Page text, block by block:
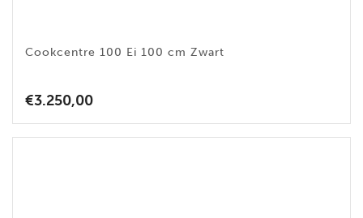
Cookcentre 100 Ei 100 cm Zwart
€3.250,00